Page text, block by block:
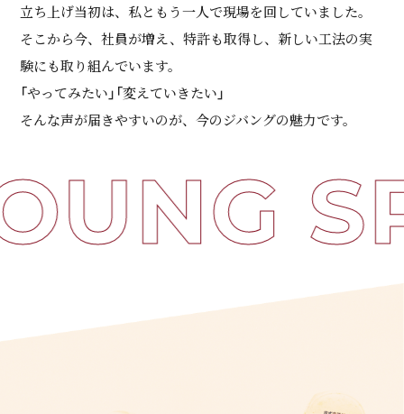
立ち上げ当初は、私ともう一人で現場を回していました。
そこから今、社員が増え、特許も取得し、新しい工法の実
験にも取り組んでいます。
「やってみたい」「変えていきたい」
そんな声が届きやすいのが、今のジバングの魅力です。